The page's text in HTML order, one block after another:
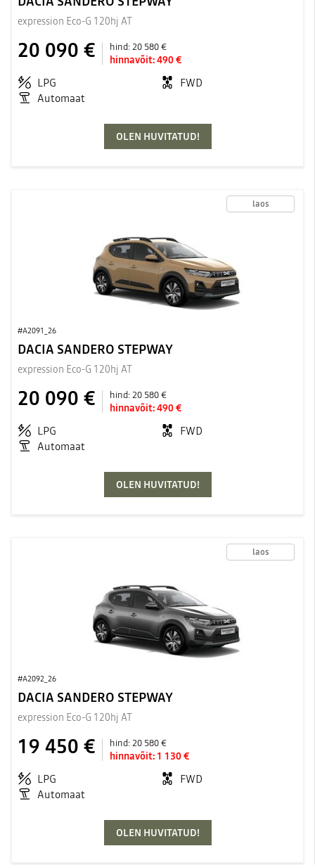
expression Eco-G 120hj AT
20 090 € hind:20 580 €
hinnavõit:490 €
LPG
FWD
Automaat
OLEN HUVITATUD!
laos
#A2091_26
DACIA SANDERO STEPWAY
expression Eco-G 120hj AT
20 090 € hind:20 580 €
hinnavõit:490 €
LPG
FWD
Automaat
OLEN HUVITATUD!
laos
#A2092_26
DACIA SANDERO STEPWAY
expression Eco-G 120hj AT
19 450 € hind:20 580 €
hinnavõit: 1 130 €
LPG
FWD
Automaat
OLEN HUVITATUD!